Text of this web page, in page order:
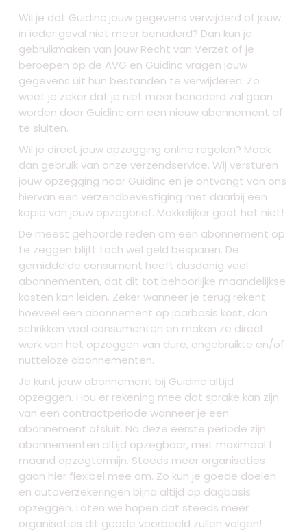
Wil je dat Guidinc jouw gegevens verwijderd of jouw
in ieder geval niet meer benaderd? Dan kun je
gebruikmaken van jouw Recht van Verzet of je
beroepen op de AVG en Guidinc vragen jouw
gegevens uit hun bestanden te verwijderen. Zo
weet je zeker dat je niet meer benaderd zal gaan
worden door Guidinc om een nieuw abonnement af
te sluiten.
Wil je direct jouw opzegging online regelen? Maak
dan gebruik van onze verzendservice. Wij versturen
jouw opzegging naar Guidinc en je ontvangt van ons
hiervan een verzendbevestiging met daarbij een
kopie van jouw opzegbrief. Makkelijker gaat het niet!
De meest gehoorde reden om een abonnement op
te zeggen blijft toch wel geld besparen. De
gemiddelde consument heeft dusdanig veel
abonnementen, dat dit tot behoorlijke maandelijkse
kosten kan leiden. Zeker wanneer je terug rekent
hoeveel een abonnement op jaarbasis kost, dan
schrikken veel consumenten en maken ze direct
werk van het opzeggen van dure, ongebruikte en/of
nutteloze abonnementen.
Je kunt jouw abonnement bij Guidinc altijd
opzeggen. Hou er rekening mee dat sprake kan zijn
van een contractperiode wanneer je een
abonnement afsluit. Na deze eerste periode zijn
abonnementen altijd opzegbaar, met maximaal 1
maand opzegtermijn. Steeds meer organisaties
gaan hier flexibel mee om. Zo kun je goede doelen
en autoverzekeringen bijna altijd op dagbasis
opzeggen. Laten we hopen dat steeds meer
organisaties dit geode voorbeeld zullen volgen!